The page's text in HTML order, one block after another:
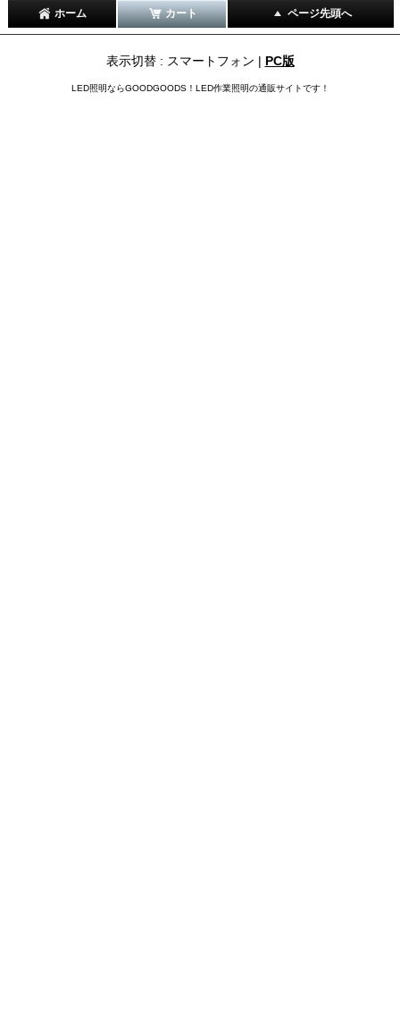
ホーム カート ページ先頭へ
表示切替 : スマートフォン | PC版
LED照明ならGOODGOODS！LED作業照明の通販サイトです！